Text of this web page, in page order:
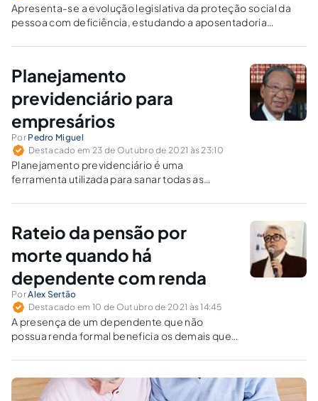
Apresenta-se a evolução legislativa da proteção social da
pessoa com deficiência, estudando a aposentadoria
com deficiência.
Planejamento
previdenciário para
empresários
Por Pedro Miguel
Destacado em 23 de Outubro de 2021 às 23:10
Planejamento previdenciário é uma
ferramenta utilizada para sanar todas as
pois é feita uma análise minuciosa do histórico
Rateio da pensão por
morte quando há
dependente com renda
PorAlex Sertão
Destacado em 10 de Outubro de 2021 às 14:45
A presença de um dependente que não
possua renda formal beneficia os demais que
pelo menos um salário-mínimo?